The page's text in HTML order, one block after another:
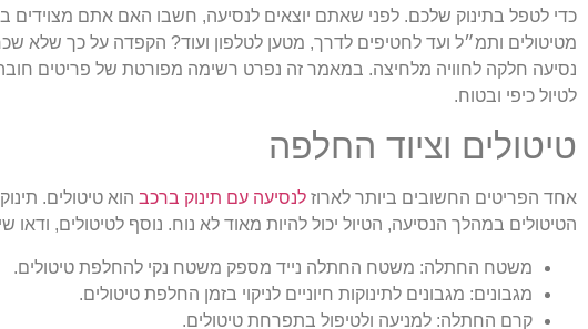
כדי לטפל בתינוק שלכם. לפני שאתם יוצאים לנסיעה, חשבו האם אתם מצוידים
מטיטולים ותמ״ל ועד לחטיפים לדרך, מטען לטלפון ועוד? הקפדה על כך שלא
נסיעה חלקה לחוויה מלחיצה. במאמר זה נפרט רשימה מפורטת של פריטים
לטיול כיפי ובטוח.
טיטולים וציוד החלפה
אחד הפריטים החשובים ביותר לארוז לנסיעה עם תינוק ברכב הוא טיטולים.
הטיטולים במהלך הנסיעה, הטיול יכול להיות מאוד לא נוח. נוסף לטיטולים,
משטח החתלה: משטח החתלה נייד מספק משטח נקי להחלפת טיטולים.
מגבונים: מגבונים לתינוקות חיוניים לניקוי בזמן החלפת טיטולים.
קרם החתלה: למניעה ולטיפול בתפרחת טיטולים.